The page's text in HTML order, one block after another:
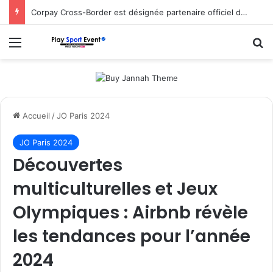
Corpay Cross-Border est désignée partenaire officiel de change d’Ultimate Sevens
Menu
Accueil /JO Paris 2024
JO Paris 2024
Découvertes
multiculturelles et Jeux
Olympiques : Airbnb révèle
les tendances pour l’année
2024